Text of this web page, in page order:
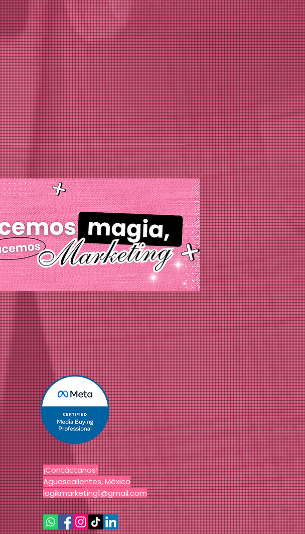
¡Contáctanos!
Aguascalientes, México
logikmarketing1@gmail.com